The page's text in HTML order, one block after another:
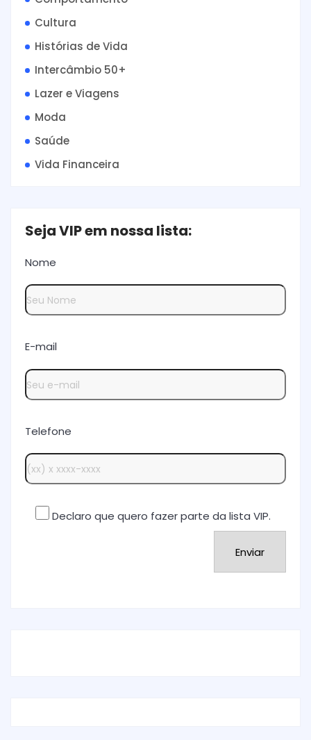
Cultura
Histórias de Vida
Intercâmbio 50+
Lazer e Viagens
Moda
Saúde
Vida Financeira
Seja VIP em nossa lista:
Nome
E-mail
Telefone
Declaro que quero fazer parte da lista VIP.